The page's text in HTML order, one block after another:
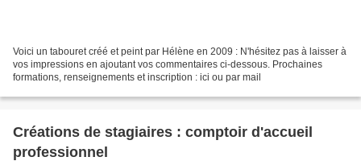
Voici un tabouret créé et peint par Hélène en 2009 : N'hésitez pas à laisser à
vos impressions en ajoutant vos commentaires ci-dessous. Prochaines
formations, renseignements et inscription : ici ou par mail
Créations de stagiaires : comptoir d'accueil
professionnel